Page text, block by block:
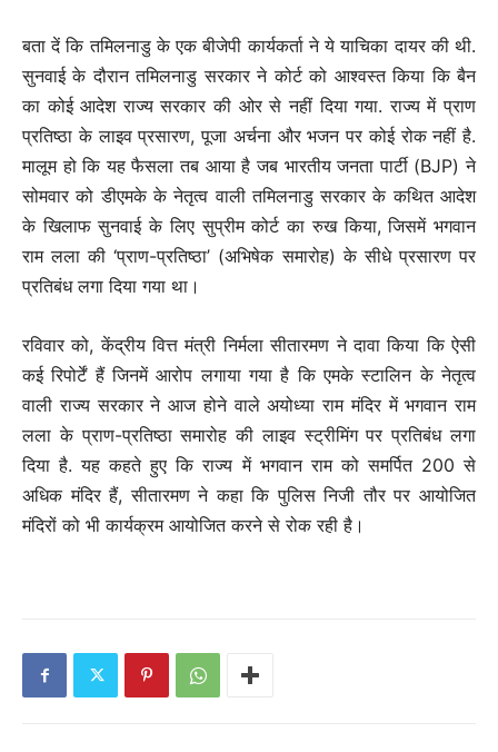
बता दें कि तमिलनाडु के एक बीजेपी कार्यकर्ता ने ये याचिका दायर की थी.
सुनवाई के दौरान तमिलनाडु सरकार ने कोर्ट को आश्वस्त किया कि बैन
का कोई आदेश राज्य सरकार की ओर से नहीं दिया गया. राज्य में प्राण
प्रतिष्ठा के लाइव प्रसारण, पूजा अर्चना और भजन पर कोई रोक नहीं है.
मालूम हो कि यह फैसला तब आया है जब भारतीय जनता पार्टी (BJP) ने
सोमवार को डीएमके के नेतृत्व वाली तमिलनाडु सरकार के कथित आदेश
के खिलाफ सुनवाई के लिए सुप्रीम कोर्ट का रुख किया, जिसमें भगवान
राम लला की ‘प्राण-प्रतिष्ठा’ (अभिषेक समारोह) के सीधे प्रसारण पर
प्रतिबंध लगा दिया गया था।
रविवार को, केंद्रीय वित्त मंत्री निर्मला सीतारमण ने दावा किया कि ऐसी
कई रिपोर्टें हैं जिनमें आरोप लगाया गया है कि एमके स्टालिन के नेतृत्व
वाली राज्य सरकार ने आज होने वाले अयोध्या राम मंदिर में भगवान राम
लला के प्राण-प्रतिष्ठा समारोह की लाइव स्ट्रीमिंग पर प्रतिबंध लगा
दिया है. यह कहते हुए कि राज्य में भगवान राम को समर्पित 200 से
अधिक मंदिर हैं, सीतारमण ने कहा कि पुलिस निजी तौर पर आयोजित
मंदिरों को भी कार्यक्रम आयोजित करने से रोक रही है।